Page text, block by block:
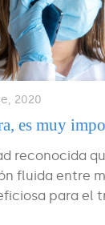
2020
es muy
reconocida
fluida entre
para el